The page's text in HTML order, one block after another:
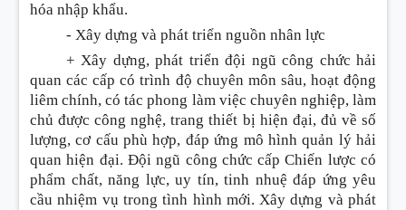
hóa nhập khẩu.
- Xây dựng và phát triển nguồn nhân lực
+ Xây dựng, phát triển đội ngũ công chức hải
quan các cấp có trình độ chuyên môn sâu, hoạt động
liêm chính, có tác phong làm việc chuyên nghiệp, làm
chủ được công nghệ, trang thiết bị hiện đại, đủ về số
lượng, cơ cấu phù hợp, đáp ứng mô hình quản lý hải
quan hiện đại. Đội ngũ công chức cấp Chiến lược có
phẩm chất, năng lực, uy tín, tinh nhuệ đáp ứng yêu
cầu nhiệm vụ trong tình hình mới. Xây dựng và phát